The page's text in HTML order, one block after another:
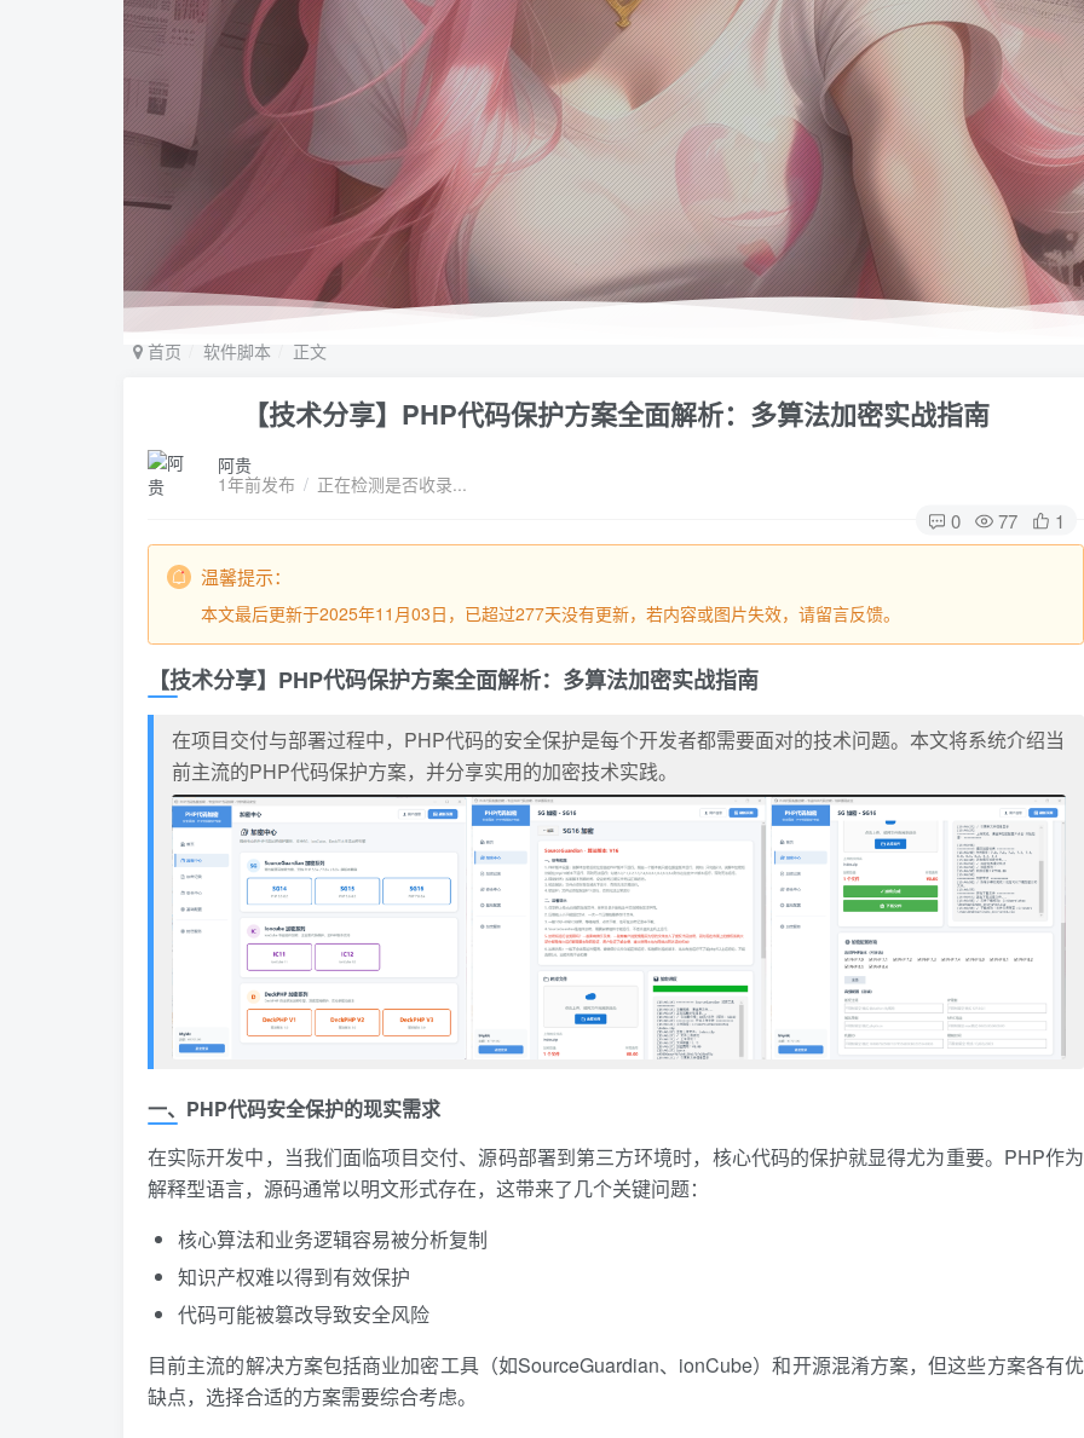
首页 软件脚本 正文
【技术分享】PHP代码保护方案全面解析：多算法加密实战指南
阿贵
1年前发布 / 正在检测是否收录...
0 77 1
温馨提示：
本文最后更新于2025年11月03日，已超过277天没有更新，若内容或图片失效，请留言反馈。
【技术分享】PHP代码保护方案全面解析：多算法加密实战指南
在项目交付与部署过程中，PHP代码的安全保护是每个开发者都需要面对的技术问题。本文将系统介绍当
前主流的PHP代码保护方案，并分享实用的加密技术实践。
一、PHP代码安全保护的现实需求
在实际开发中，当我们面临项目交付、源码部署到第三方环境时，核心代码的保护就显得尤为重要。PHP作为
解释型语言，源码通常以明文形式存在，这带来了几个关键问题：
核心算法和业务逻辑容易被分析复制
知识产权难以得到有效保护
代码可能被篡改导致安全风险
目前主流的解决方案包括商业加密工具（如SourceGuardian、ionCube）和开源混淆方案，但这些方案各有优
缺点，选择合适的方案需要综合考虑。